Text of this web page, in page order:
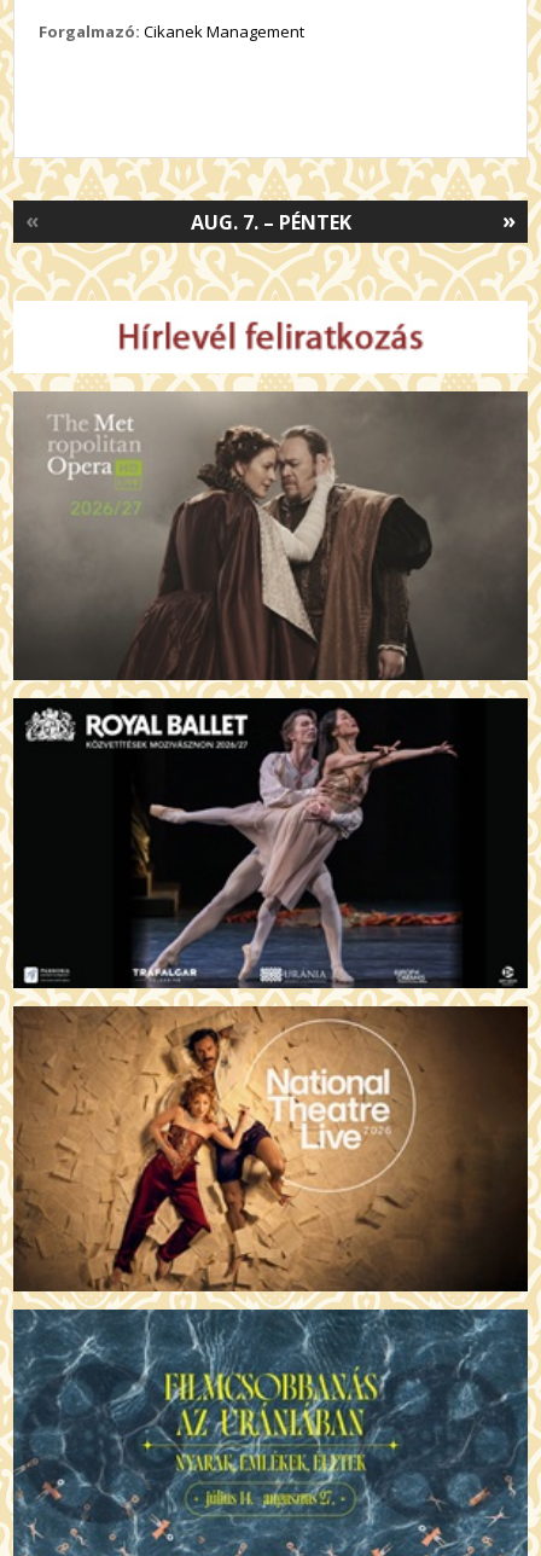
Forgalmazó: Cikanek Management
»
AUG. 7. – PÉNTEK
«